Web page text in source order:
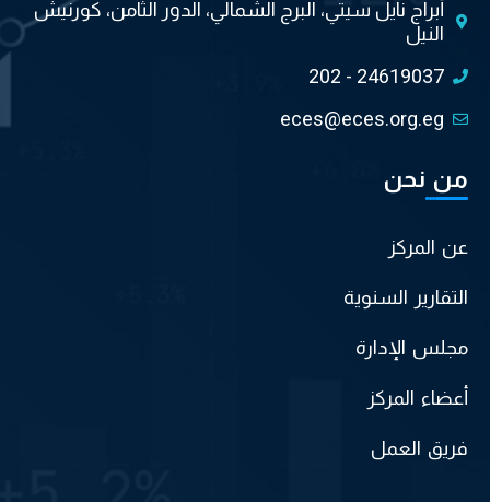
أبراج نايل سيتي، البرج الشمالي، الدور الثامن، كورنيش
النيل
202 - 24619037
eces@eces.org.eg
من نحن
عن المركز
التقارير السنوية
مجلس الإدارة
أعضاء المركز
فريق العمل